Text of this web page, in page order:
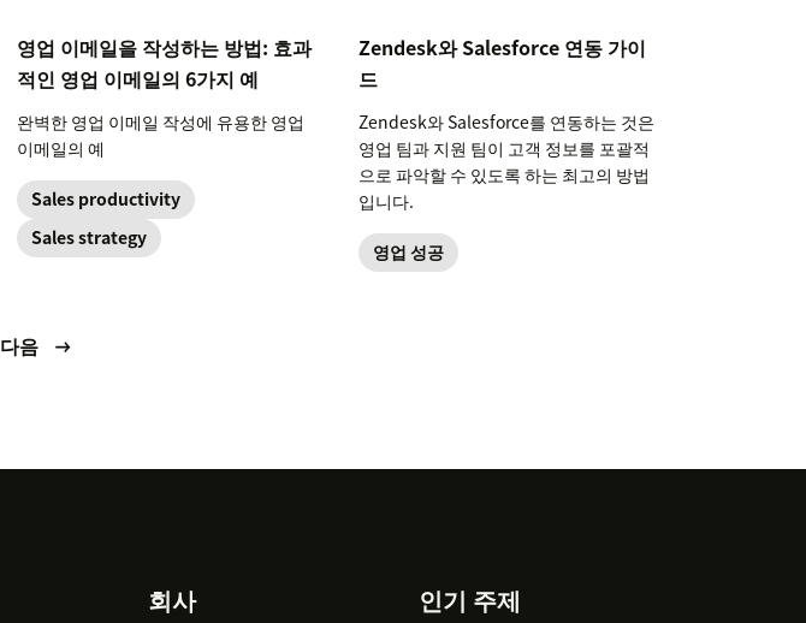
영업 이메일을 작성하는 방법: 효과
적인 영업 이메일의 6가지 예
완벽한 영업 이메일 작성에 유용한 영업
이메일의 예
Sales productivity
Sales strategy
Zendesk와 Salesforce 연동 가이
드
Zendesk와 Salesforce를 연동하는 것은
영업 팀과 지원 팀이 고객 정보를 포괄적
으로 파악할 수 있도록 하는 최고의 방법
입니다.
영업 성공
다음
회사 인기 주제